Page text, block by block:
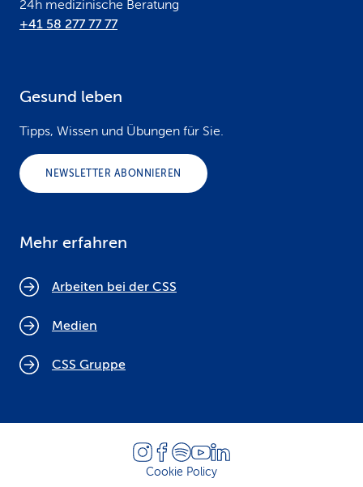
24h medizinische Beratung
+41 58 277 77 77
Gesund leben
Tipps, Wissen und Übungen für Sie.
NEWSLETTER ABONNIEREN
Mehr erfahren
Arbeiten bei der CSS
Medien
CSS Gruppe
Cookie Policy